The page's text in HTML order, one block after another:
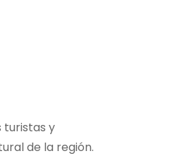
turistas y
de la región.